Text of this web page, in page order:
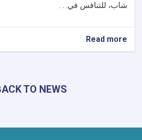
شاب، للتنافس في. . .
Read more
إعلان
بالمرسوم
الفائزين
TO NEWS